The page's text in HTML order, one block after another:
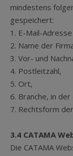
mindestens
gespeichert:
1. E-Mail-
2. Name der
3. Vor- und
4. Postleitzahl,
5. Ort,
6. Branche, in
7. Rechtsform
3.4 CATAMA
Die CATAMA